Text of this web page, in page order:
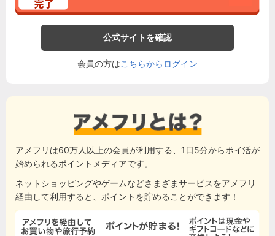
公式サイトを確認
会員の方はこちらからログイン
アメフリは60万人以上の会員が利用する、1日5分からポイ活が
始められるポイントメディアです。
ネットショッピングやゲームなどさまざまサービスをアメフリ
経由して利用すると、ポイントを貯めることができます！